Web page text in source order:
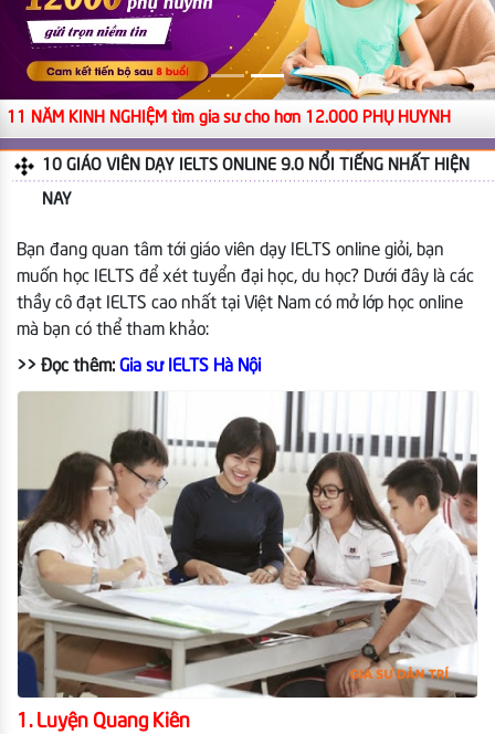
11 NĂM KINH NGHIỆM tìm gia sư cho hơn 12.000 PHỤ HUYNH
10 GIÁO VIÊN DẠY IELTS ONLINE 9.0 NỔI TIẾNG NHẤT HIỆN
NAY
Bạn đang quan tâm tới giáo viên dạy IELTS online giỏi, bạn
muốn học IELTS để xét tuyển đại học, du học? Dưới đây là các
thầy cô đạt IELTS cao nhất tại Việt Nam có mở lớp học online
mà bạn có thể tham khảo:
>> Đọc thêm: Gia sư IELTS Hà Nội
1. Luyện Quang Kiên